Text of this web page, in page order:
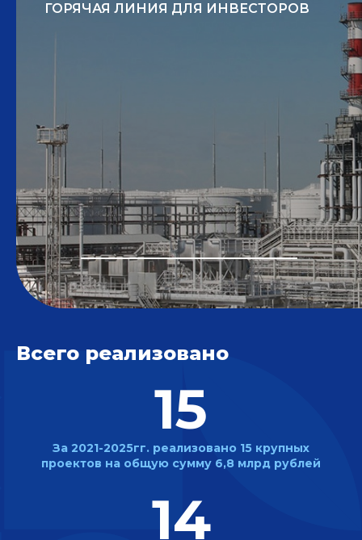
ГОРЯЧАЯ ЛИНИЯ ДЛЯ ИНВЕСТОРОВ
Всего реализовано
15
За 2021-2025гг. реализовано 15 крупных
проектов на общую сумму 6,8 млрд рублей
14